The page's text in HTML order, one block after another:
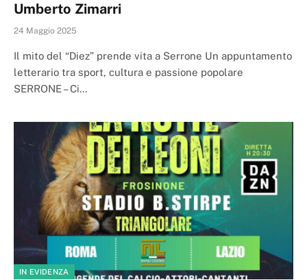
Umberto Zimarri
24 Maggio 2025
Il mito del “Diez” prende vita a Serrone Un appuntamento
letterario tra sport, cultura e passione popolare
SERRONE – Ci…
IN EVIDENZA